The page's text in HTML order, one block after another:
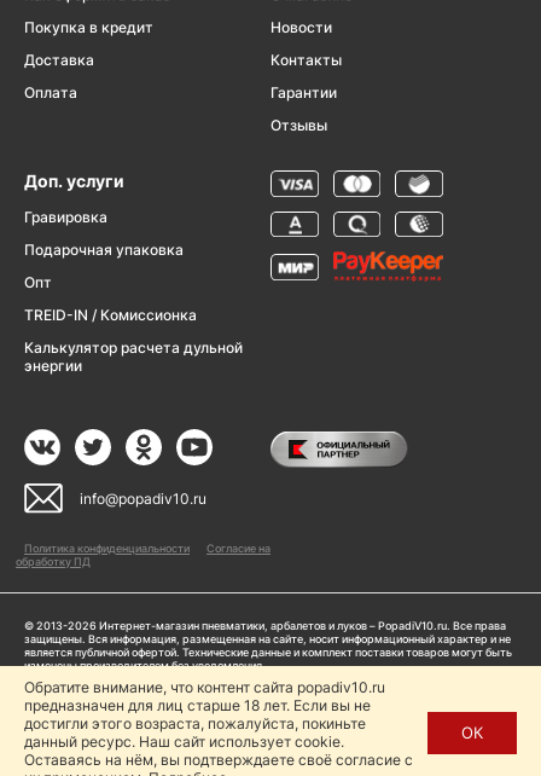
Покупка в кредит
Доставка
Оплата
Новости
Контакты
Гарантии
Отзывы
Доп. услуги
Гравировка
Подарочная упаковка
Опт
TREID-IN / Комиссионка
Калькулятор расчета дульной
энергии
info@popadiv10.ru
Политика конфиденциальности
Согласие на
обработку ПД
© 2013-2026 Интернет-магазин пневматики, арбалетов и луков – PopadiV10.ru. Все права
защищены. Вся информация, размещенная на сайте, носит информационный характер и не
является публичной офертой. Технические данные и комплект поставки товаров могут быть
изменены производителем без уведомления
Пользуясь сайтом Popadiv10.ru, пользователь автоматически соглашается с условиями,
прописанными в
Политике конфиденциальности
Копирование любой информации (тексты, фото, видео и др.) с сайта Popadiv10 запрещено,
за исключением наличия письменного согласия администрации сайта Popadiv10.
Обратите внимание, что контент сайта popadiv10.ru
предназначен для лиц старше 18 лет. Если вы не
достигли этого возраста, пожалуйста, покиньте
данный ресурс. Наш сайт использует cookie.
Оставаясь на нём, вы подтверждаете своё согласие с
ОК